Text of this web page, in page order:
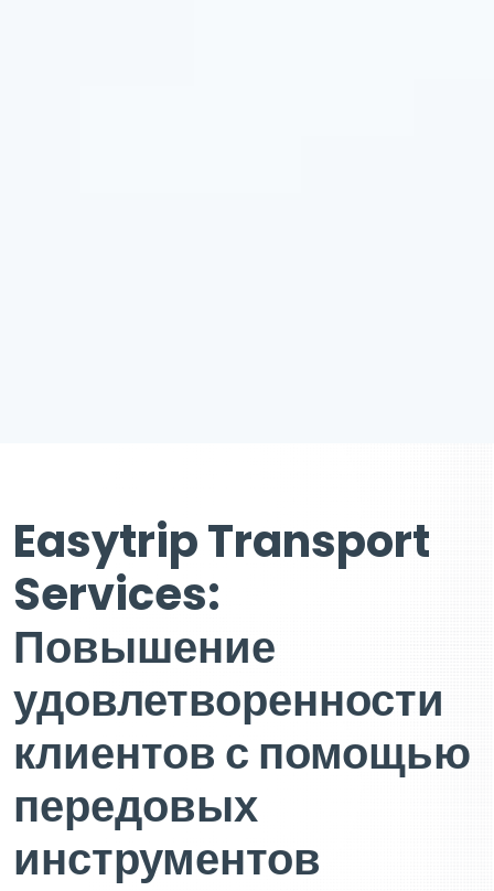
Easytrip Transport
Services:
Повышение
удовлетворенности
клиентов с помощью
передовых
инструментов